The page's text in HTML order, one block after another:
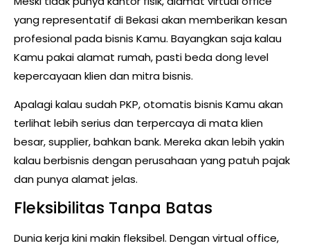
yang representatif di Bekasi akan memberikan kesan
profesional pada bisnis Kamu. Bayangkan saja kalau
Kamu pakai alamat rumah, pasti beda dong level
kepercayaan klien dan mitra bisnis.
Apalagi kalau sudah PKP, otomatis bisnis Kamu akan
terlihat lebih serius dan terpercaya di mata klien
besar, supplier, bahkan bank. Mereka akan lebih yakin
kalau berbisnis dengan perusahaan yang patuh pajak
dan punya alamat jelas.
Fleksibilitas Tanpa Batas
Dunia kerja kini makin fleksibel. Dengan virtual office,